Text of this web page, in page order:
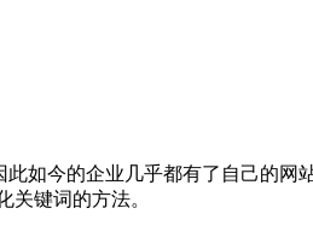
如今的企业几乎都有了自己的
关键词的方法。